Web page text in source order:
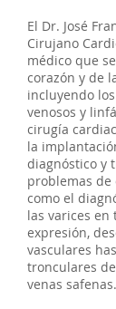
El Dr. José
Cirujano
médico que
corazón y de
incluyendo
venosos y
cirugía
la
diagnóstico y
problemas
como el
las varices en
expresión,
vasculares
tronculares
venas safenas.